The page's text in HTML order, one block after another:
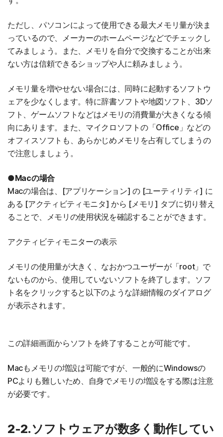
ただし、パソコンによって使用できる最大メモリ量が決ま
っているので、メーカーのホームページなどでチェックし
てみましょう。また、メモリを自分で交換することが出来
ない方は信頼できるショップや人に頼みましょう。
メモリ量を増やせない場合には、同時に起動するソフトウ
ェアを少なくします。特に辞書ソフトや地図ソフト、3Dソ
フト、ゲームソフトなどはメモリの消費量が大きくなる傾
向にあります。また、マイクロソフトの「Office」などの
オフィスソフトも、あらかじめメモリを占有してしまうの
で注意しましょう。
●Macの場合
Macの場合は、[アプリケーション] の [ユーティリティ] に
ある [アクティビティモニタ] から [メモリ] タブに切り替え
ることで、メモリの使用状況を確認することができます。
アクティビティモニターの表示
メモリの使用量が大きく、なおかつユーザーが「root」で
ないものから、使用していないソフトを終了します。ソフ
ト名をクリックすると以下のような詳細情報のダイアログ
が表示されます。
この詳細画面からソフトを終了することが可能です。
Macもメモリの増設は可能ですが、一般的にWindowsの
PCよりも難しいため、自身でメモリの増設をする際は注意
が必要です。
2-2.ソフトウェアが数多く動作してい